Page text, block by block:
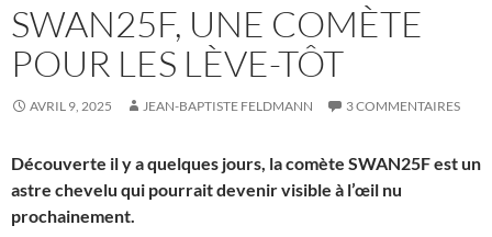
SWAN25F, UNE COMÈTE
POUR LES LÈVE-TÔT
AVRIL 9, 2025 JEAN-BAPTISTE FELDMANN 3 COMMENTAIRES
Découverte il y a quelques jours, la comète SWAN25F est un
astre chevelu qui pourrait devenir visible à l’œil nu
prochainement.